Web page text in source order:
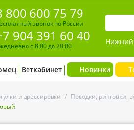
800 600 75 79
звонок по России
904 391 60 40
с 8:00 до 20:00 Нижний
Веткабинет Новинки
и дрессировки / Поводки, ринговки,